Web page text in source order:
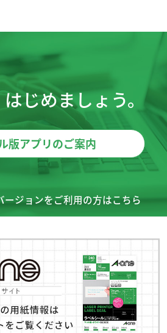
じめましょう。
版アプリのご案内
ージョンをご利用の方はこちら